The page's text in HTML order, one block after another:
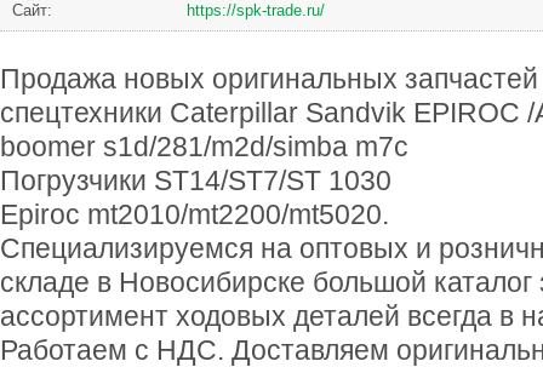
Сайт: https://spk-trade.ru/
Продажа новых оригинальных
спецтехники Caterpillar Sandvik EPIROC
boomer s1d/281/m2d/simba m7c
Погрузчики ST14/ST7/ST 1030
Epiroc mt2010/mt2200/mt5020.
Специализируемся на оптовых и
складе в Новосибирске большой
ассортимент ходовых деталей всегда в
Работаем с НДС. Доставляем